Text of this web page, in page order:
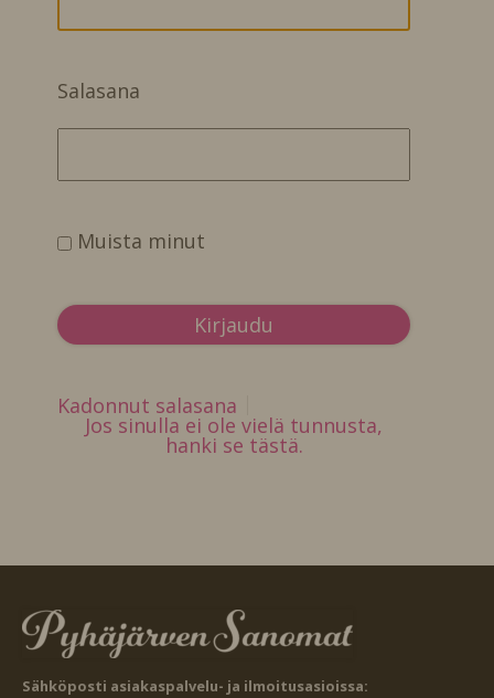
Salasana
Muista minut
Kadonnut salasana
Jos sinulla ei ole vielä tunnusta,
hanki se tästä.
Sähköposti asiakaspalvelu- ja ilmoitusasioissa: